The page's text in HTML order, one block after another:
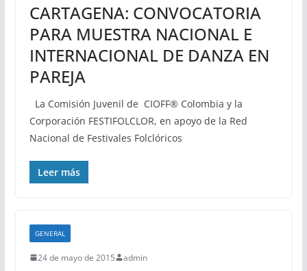
CARTAGENA: CONVOCATORIA
PARA MUESTRA NACIONAL E
INTERNACIONAL DE DANZA EN
PAREJA
La Comisión Juvenil de CIOFF® Colombia y la
Corporación FESTIFOLCLOR, en apoyo de la Red
Nacional de Festivales Folclóricos
Leer más
GENERAL
24 de mayo de 2015 admin